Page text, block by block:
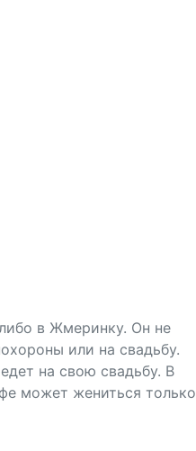
в Жмеринку. Он не
или на свадьбу.
на свою свадьбу. В
может жениться только